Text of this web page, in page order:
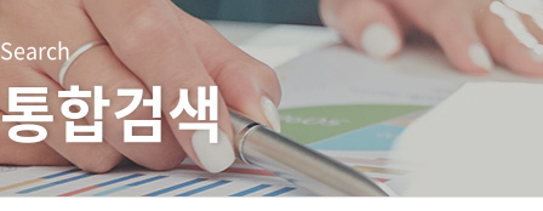
Search
통합검색